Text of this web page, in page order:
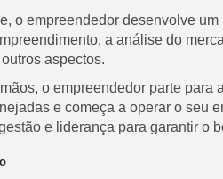
o empreendedor desenvolve
a análise do
aspectos.
o empreendedor parte para
e começa a operar o seu
e liderança para garantir o